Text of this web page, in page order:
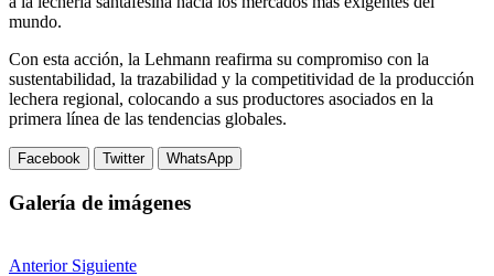
mundo.
Con esta acción, la Lehmann reafirma su compromiso con la
sustentabilidad, la trazabilidad y la competitividad de la producción
lechera regional, colocando a sus productores asociados en la
primera línea de las tendencias globales.
Facebook Twitter WhatsApp
Galería de imágenes
Anterior Siguiente